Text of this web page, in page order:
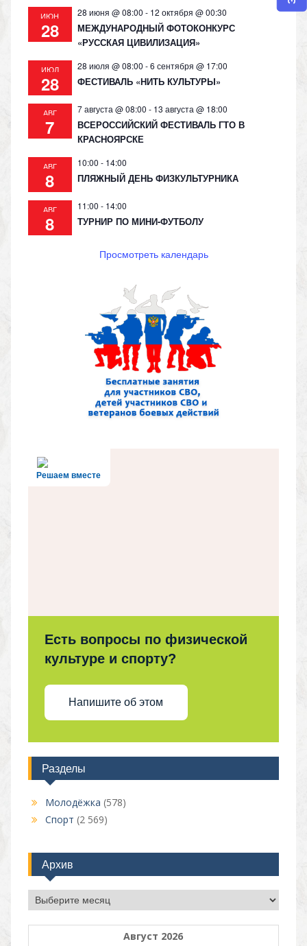
ИЮН
28
28 июня @ 08:00 - 12 октября @ 00:30
МЕЖДУНАРОДНЫЙ ФОТОКОНКУРС
«РУССКАЯ ЦИВИЛИЗАЦИЯ»
ИЮЛ
28
28 июля @ 08:00 -6 сентября @ 17:00
ФЕСТИВАЛЬ «НИТЬ КУЛЬТУРЫ»
АВГ
7
7 августа @ 08:00 - 13 августа @ 18:00
ВСЕРОССИЙСКИЙ ФЕСТИВАЛЬ ГТО В
КРАСНОЯРСКЕ
АВГ
8
10:00 - 14:00
ПЛЯЖНЫЙ ДЕНЬ ФИЗКУЛЬТУРНИКА
АВГ
8
11:00 - 14:00
ТУРНИР ПО МИНИ-ФУТБОЛУ
Просмотреть календарь
Решаем вместе
Есть вопросы по физической
культуре и спорту?
Напишите об этом
Разделы
Молодёжка (578)
Спорт (2 569)
Архив
Архив
Август 2026